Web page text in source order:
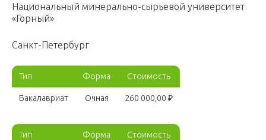
Национальный минерально-сырьевой университет
«Горный»
Санкт-Петербург
Тип Форма Стоимость
Бакалавриат Очная 260 000,00 ₽
Тип Форма Стоимость